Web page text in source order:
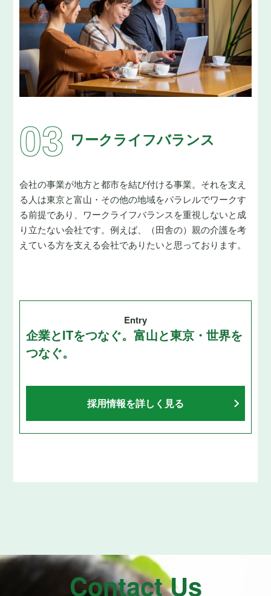
ワークライフバランス
会社の事業が地方と都市を結び付ける事業。それを支え
る人は東京と富山・その他の地域をパラレルでワークす
る前提であり、ワークライフバランスを重視しないと成
り立たない会社です。例えば、（田舎の）親の介護を考
えている方を支える会社でありたいと思っております。
Entry
企業とITをつなぐ。富山と東京・世界を
つなぐ。
採用情報を詳しく見る
Contact Us